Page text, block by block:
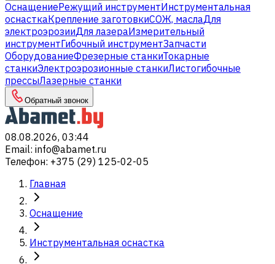
ОснащениеРежущий инструментИнструментальная
оснасткаКрепление заготовкиСОЖ, маслаДля
электроэрозииДля лазераИзмерительный
инструментГибочный инструментЗапчасти
ОборудованиеФрезерные станкиТокарные
станкиЭлектроэрозионные станкиЛистогибочные
прессыЛазерные станки
Обратный звонок
08.08.2026, 03:44
Email: info@abamet.ru
Телефон: +375 (29) 125-02-05
Главная
Оснащение
Инструментальная оснастка